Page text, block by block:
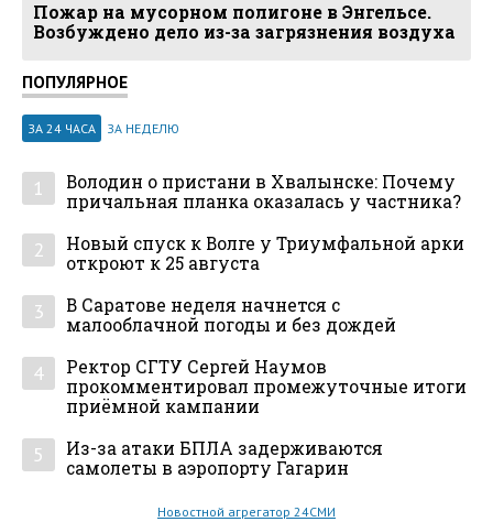
Пожар на мусорном полигоне в Энгельсе.
Возбуждено дело из-за загрязнения воздуха
ПОПУЛЯРНОЕ
ЗА 24 ЧАСА ЗА НЕДЕЛЮ
1
Володин о пристани в Хвалынске: Почему
причальная планка оказалась у частника?
2
Новый спуск к Волге у Триумфальной арки
откроют к 25 августа
3
В Саратове неделя начнется с
малооблачной погоды и без дождей
4
Ректор СГТУ Сергей Наумов
прокомментировал промежуточные итоги
приёмной кампании
5
Из-за атаки БПЛА задерживаются
самолеты в аэропорту Гагарин
Новостной агрегатор 24СМИ